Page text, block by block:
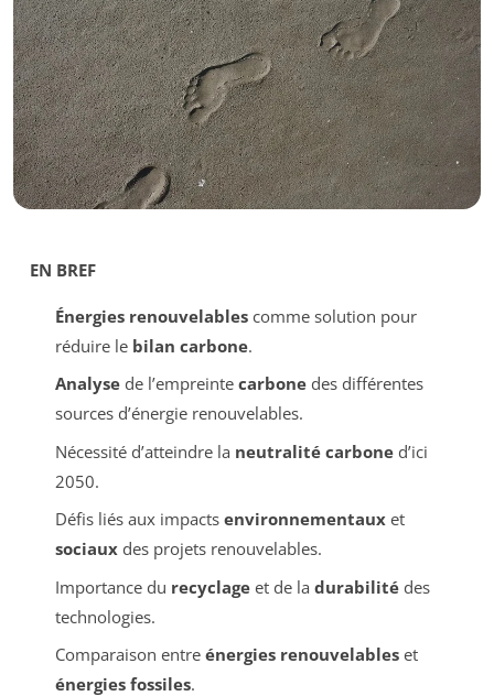
EN BREF
Énergies renouvelablescomme solution pour
réduire le bilan carbone.
Analysede l’empreinte carbonedes différentes
sources d’énergie renouvelables.
Nécessité d’atteindre la neutralité carboned’ici
2050.
Défis liés aux impacts environnementauxet
sociauxdes projets renouvelables.
Importance du recyclageet de la durabilitédes
technologies.
Comparaison entre énergies renouvelableset
énergies fossiles.